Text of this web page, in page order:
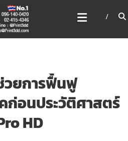
เนอร์
วยการฟื้นฟู
ก่อนประวัติศาสตร์
HD